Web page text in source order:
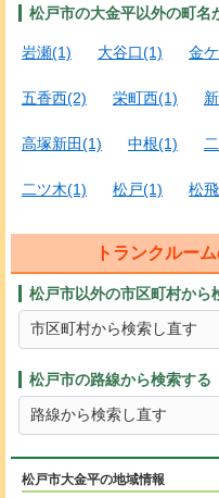
松戸市の大金平以外の町名
岩瀬(1) 大谷口(1) 金
五香西(2) 栄町西(1)
高塚新田(1) 中根(1)
二ツ木(1) 松戸(1) 松
トランクルー
松戸市以外の市区町村から
松戸市の路線から検索する
松戸市大金平の地域情報